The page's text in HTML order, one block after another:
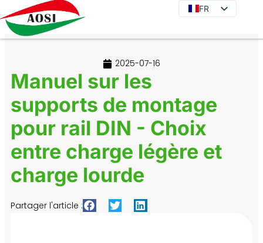
FR
FR
ES
PT
RU
2025-07-16
Manuel sur les
supports de montage
pour rail DIN - Choix
entre charge légère et
charge lourde
Partager l'article :